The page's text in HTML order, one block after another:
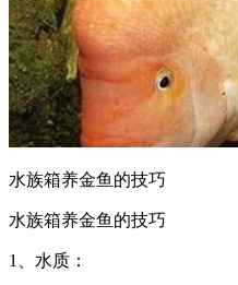
水族箱养金鱼的技巧
水族箱养金鱼的技巧
1、水质：